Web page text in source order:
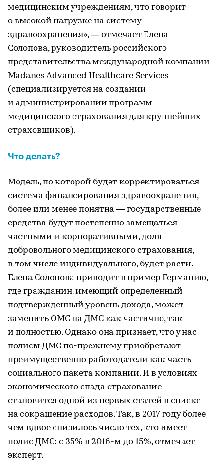
медицинским учреждениям, что говорит
о высокой нагрузке на систему
здравоохранения», — отмечает Елена
Солопова, руководитель российского
представительства международной компании
Madanes Advanced Healthcare Services
(специализируется на создании
и администрировании программ
медицинского страхования для крупнейших
страховщиков).
Что делать?
Модель, по которой будет корректироваться
система финансирования здравоохранения,
более или менее понятна — государственные
средства будут постепенно замещаться
частными и корпоративными, доля
добровольного медицинского страхования,
в том числе индивидуального, будет расти.
Елена Солопова приводит в пример Германию,
где гражданин, имеющий определенный
подтвержденный уровень дохода, может
заменить ОМС на ДМС как частично, так
и полностью. Однако она признает, что у нас
полисы ДМС по-прежнему приобретают
преимущественно работодатели как часть
социального пакета компании. И в условиях
экономического спада страхование
становится одной из первых статей в списке
на сокращение расходов. Так, в 2017 году более
чем вдвое снизилось число тех, кто имеет
полис ДМС: с 35% в 2016-м до 15%, отмечает
эксперт.